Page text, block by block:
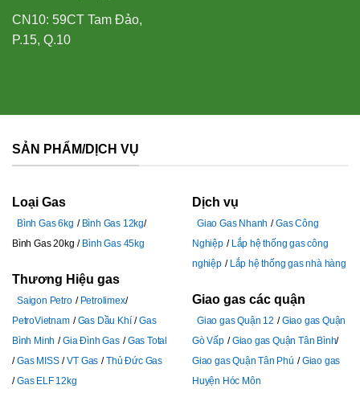
CN10: 59CT Tam Đảo,
P.15, Q.10
SẢN PHẨM/DỊCH VỤ
Loại Gas
Bình Gas 6kg
Bình Gas 12kg
Bình Gas 20kg
Bình Gas 45kg
Thương Hiệu gas
Saigon Petro
Petrolimex
PetroVietnam
Gas Dầu Khí
Gas
Bình Minh
Gia Đình Gas
Gas Total
Gas MISS
VT Gas
Thủ Đức Gas
Gas ELF 12kg
Dịch vụ
Giao Gas Nhanh
Gas Công
Nghiệp
Lắp hệ thống gas công
nghiệp
Lắp hệ thống gas nhà hàng
Giao gas các quận
Giao gas Quận 12
Giao gas Quận
Gò Vấp
Giao gas Quận Tân Bình
Giao gas Quận Tân Phú
Giao gas
Huyện Hóc Môn